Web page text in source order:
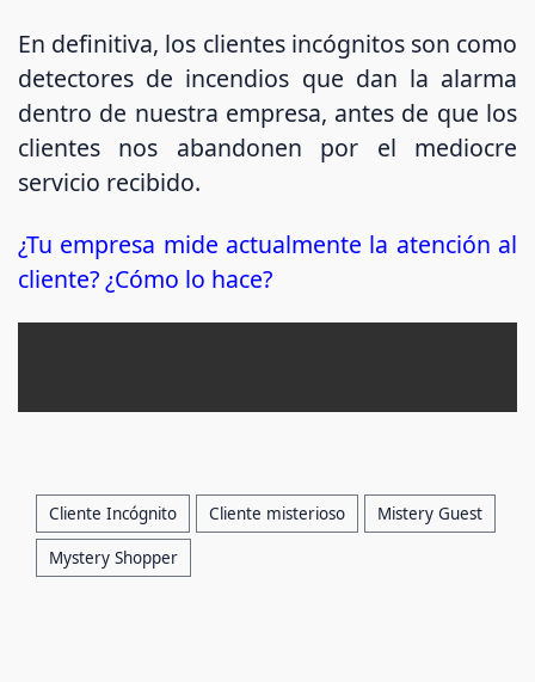
En definitiva, los clientes incógnitos son como
detectores de incendios que dan la alarma
dentro de nuestra empresa, antes de que los
clientes nos abandonen por el mediocre
servicio recibido.
¿Tu empresa mide actualmente la atención al
cliente? ¿Cómo lo hace?
Cliente Incógnito Cliente misterioso Mistery Guest
Mystery Shopper